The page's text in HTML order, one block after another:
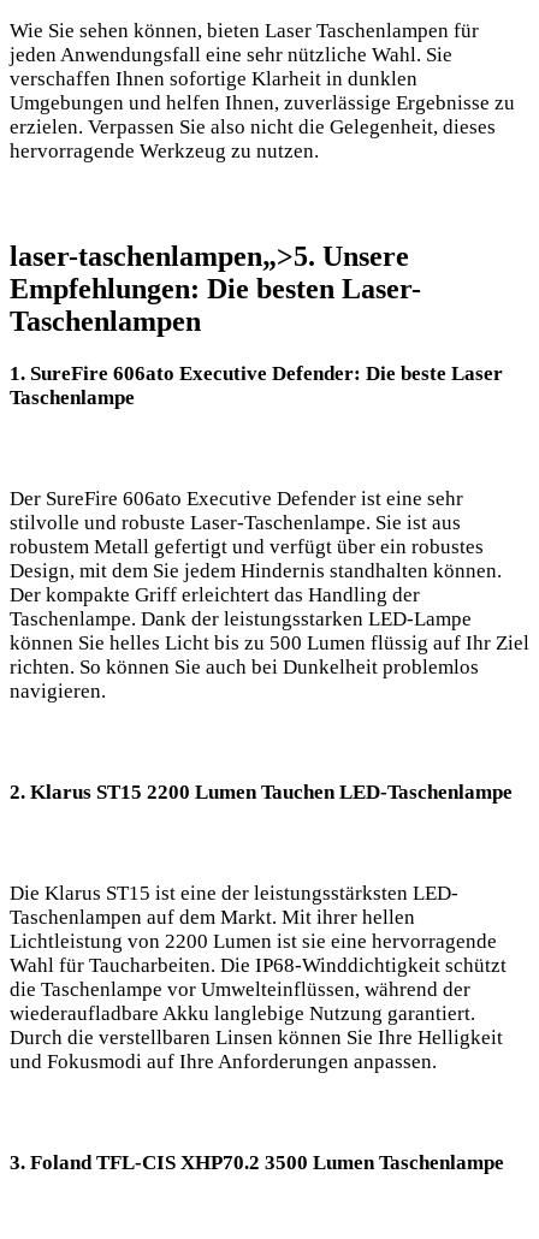
Wie Sie sehen können, bieten ⁤Laser Taschenlampen​ für
jeden Anwendungsfall eine sehr nützliche Wahl. Sie
verschaffen Ihnen sofortige Klarheit‌ in dunklen
Umgebungen​ und‍ helfen Ihnen, zuverlässige Ergebnisse zu
erzielen. Verpassen Sie also nicht die Gelegenheit,⁤ dieses
hervorragende Werkzeug zu nutzen.
laser-taschenlampen„>5. Unsere
Empfehlungen: Die besten Laser-
Taschenlampen
1. ​SureFire 606ato ⁣Executive Defender: Die beste Laser
Taschenlampe
Der SureFire 606ato Executive‍ Defender ist eine sehr
stilvolle und robuste Laser-Taschenlampe. Sie ist aus
robustem Metall ⁤gefertigt und verfügt über‌ ein robustes
Design, mit dem‌ Sie jedem⁣ Hindernis standhalten‍ können.
Der ‍kompakte Griff erleichtert das ⁤Handling der
Taschenlampe. Dank der leistungsstarken LED-Lampe⁣
können ‍Sie helles ‍Licht bis zu 500 Lumen ⁤flüssig auf Ihr‍ Ziel
richten. So können Sie auch bei Dunkelheit problemlos
navigieren.
2. Klarus ST15 2200 Lumen ⁣Tauchen LED-Taschenlampe
Die Klarus ST15⁣ ist eine der leistungsstärksten LED-
Taschenlampen auf dem Markt. Mit ihrer hellen
Lichtleistung von 2200 Lumen ist sie eine ‍hervorragende
Wahl für Taucharbeiten. Die IP68-Winddichtigkeit schützt
die ⁣Taschenlampe vor ‍Umwelteinflüssen, während der
wiederaufladbare Akku langlebige Nutzung‍ garantiert.
Durch die verstellbaren Linsen⁣ können Sie Ihre Helligkeit
und Fokusmodi‍ auf Ihre Anforderungen anpassen.
3. Foland TFL-CIS XHP70.2 3500 Lumen Taschenlampe